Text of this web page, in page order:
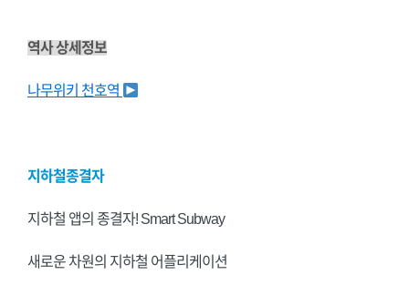
역사 상세정보
나무위키 천호역
지하철종결자
지하철 앱의 종결자! Smart Subway
새로운 차원의 지하철 어플리케이션